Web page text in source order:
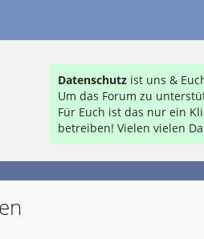
Datenschutz ist uns &
Um das Forum zu
Für Euch ist das nur ein
betreiben! Vielen vielen